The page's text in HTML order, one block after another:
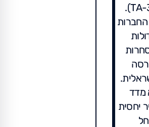
(TA-35).
35 החברות
מדד
יחסית